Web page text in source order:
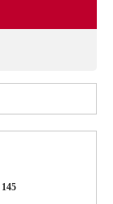
145